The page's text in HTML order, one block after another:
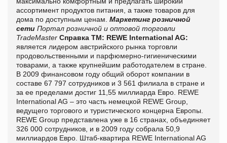
ассортимент продуктов питания, а также товаров для
дома по доступным ценам. Маркетинг розничной
сети Портал розничной и оптовой торговли
TradeMaster Справка ТМ: REWE International AG:
является лидером австрийского рынка торговли
продовольственными и парфюмерно-гигиеническими
товарами, а также крупнейшим работодателем в стране.
В 2009 финансовом году общий оборот компании в
составе 67 797 сотрудников и 3 561 филиала в стране и
за ее пределами достиг 11,55 миллиарда Евро. REWE
International AG – это часть немецкой REWE Group,
ведущего торгового и туристического концерна Европы.
REWE Group представлена уже в 16 странах, объединяет
326 000 сотрудников, и в 2009 году собрала 50,9
миллиардов Евро. Штаб-квартира REWE International AG